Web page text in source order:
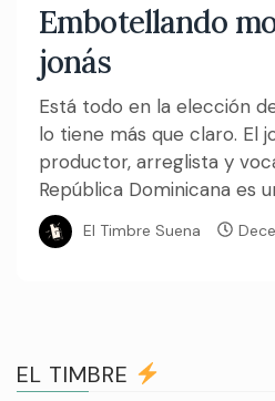
Embotellando
jonás
Está todo en la elección
lo tiene más que claro. El
productor, arreglista y
República Dominicana es
El Timbre Suena
EL TIMBRE